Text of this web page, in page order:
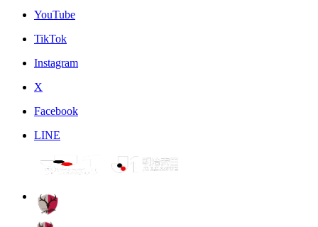
YouTube
TikTok
Instagram
X
Facebook
LINE